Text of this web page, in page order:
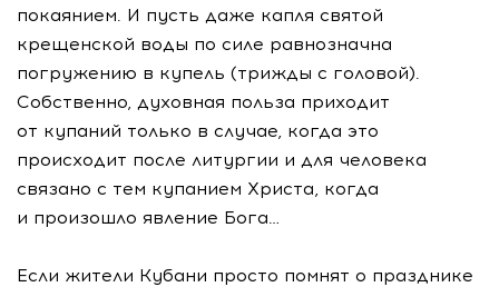
покаянием. И пусть даже капля святой
крещенской воды по силе равнозначна
погружению в купель (трижды с головой).
Собственно, духовная польза приходит
от купаний только в случае, когда это
происходит после литургии и для человека
связано с тем купанием Христа, когда
и произошло явление Бога…
Если жители Кубани просто помнят о празднике